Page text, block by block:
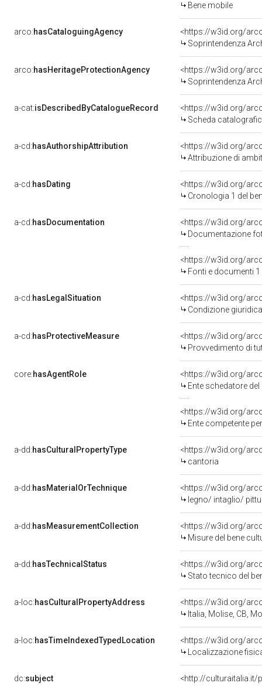
Bene mobile
arco:hasCataloguingAgency
<https://w3id.org/
Soprintendenza
arco:hasHeritageProtectionAgency
<https://w3id.org/
Soprintendenza
a-cat:isDescribedByCatalogueRecord
<https://w3id.org/
Scheda
a-cd:hasAuthorshipAttribution
<https://w3id.org/
Attribuzione di
a-cd:hasDating
<https://w3id.org/
Cronologia 1 del
a-cd:hasDocumentation
Documentazione
<https://w3id.org/
Fonti e documenti
a-cd:hasLegalSituation
Condizione
a-cd:hasProtectiveMeasure
<https://w3id.org/
Provvedimento di
core:hasAgentRole
<https://w3id.org/
Ente schedatore
<https://w3id.org/
Ente competente per
a-dd:hasCulturalPropertyType
<https://w3id.org/
cantoria
a-dd:hasMaterialOrTechnique
<https://w3id.org/
legno/ intaglio/
a-dd:hasMeasurementCollection
<https://w3id.org/
Misure del bene
a-dd:hasTechnicalStatus
<https://w3id.org/
Stato tecnico del
a-loc:hasCulturalPropertyAddress
<https://w3id.org/
Italia, Molise, CB,
a-loc:hasTimeIndexedTypedLocation
<https://w3id.org/
Localizzazione
dc:subject <http://culturaitalia.it/